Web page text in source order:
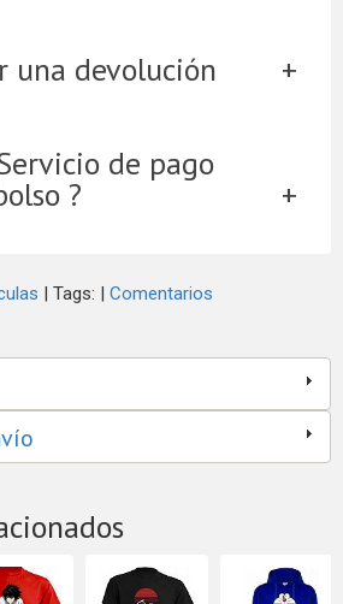
una devolución
de pago
?
| Tags: | Comentarios